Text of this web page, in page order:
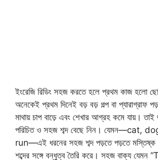
ইংরেজি রিডিং সহজ করতে হলে প্রথম কাজ হলো
অনেকেই প্রথম দিনেই বড় বড় গল্প বা প্যারাগ্রাফ
মাথায় চাপ বাড়ে এবং শেখার আগ্রহ কমে যায়।
পরিচিত ও সহজ শব্দ বেছে নিন। যেমন—cat,
run—এই ধরনের সহজ শব্দ পড়তে পড়তে মস্তিষ্ক
শব্দের সঙ্গে বন্ধুত্ব তৈরি করে। সহজ বাক্য